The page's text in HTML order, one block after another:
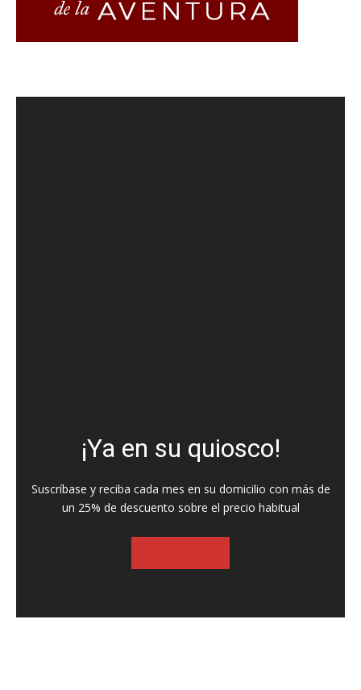
¡Ya en su quiosco!
Suscríbase y reciba cada mes en su domicilio con más de
un 25% de descuento sobre el precio habitual